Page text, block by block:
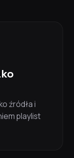
źródła i
playlist